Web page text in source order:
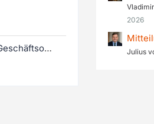
Arbeitskreis über die Geschäftsordnung – Beratung über die Aussprache, Rede und Debatte
2026
Julius